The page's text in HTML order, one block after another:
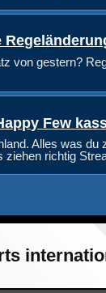
von gestern?
Few
Alles was du
ziehen richtig